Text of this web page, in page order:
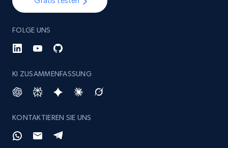
specified keywords
URL, Product id, Listing inventory id, Title, Rating,
price, and more.
FOLGE UNS
KI ZUSAMMENFASSUNG
KONTAKTIEREN SIE UNS